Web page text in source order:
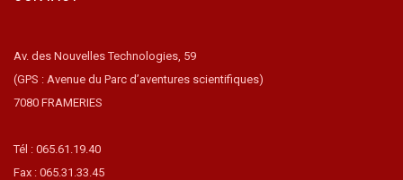
Av. des Nouvelles Technologies, 59
(GPS : Avenue du Parc d’aventures scientifiques)
7080 FRAMERIES
Tél : 065.61.19.40
Fax : 065.31.33.45